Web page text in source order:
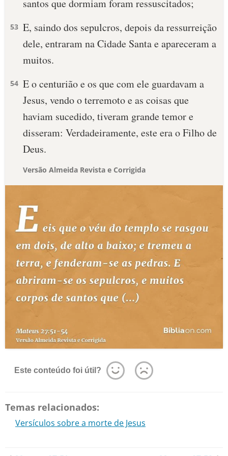
santos que dormiam foram ressuscitados;
53 E, saindo dos sepulcros, depois da ressurreição
dele, entraram na Cidade Santa e apareceram a
muitos.
54 E o centurião e os que com ele guardavam a
Jesus, vendo o terremoto e as coisas que
haviam sucedido, tiveram grande temor e
disseram: Verdadeiramente, este era o Filho de
Deus.
Versão Almeida Revista e Corrigida
Este conteúdo foi útil?
Temas relacionados:
Versículos sobre a morte de Jesus